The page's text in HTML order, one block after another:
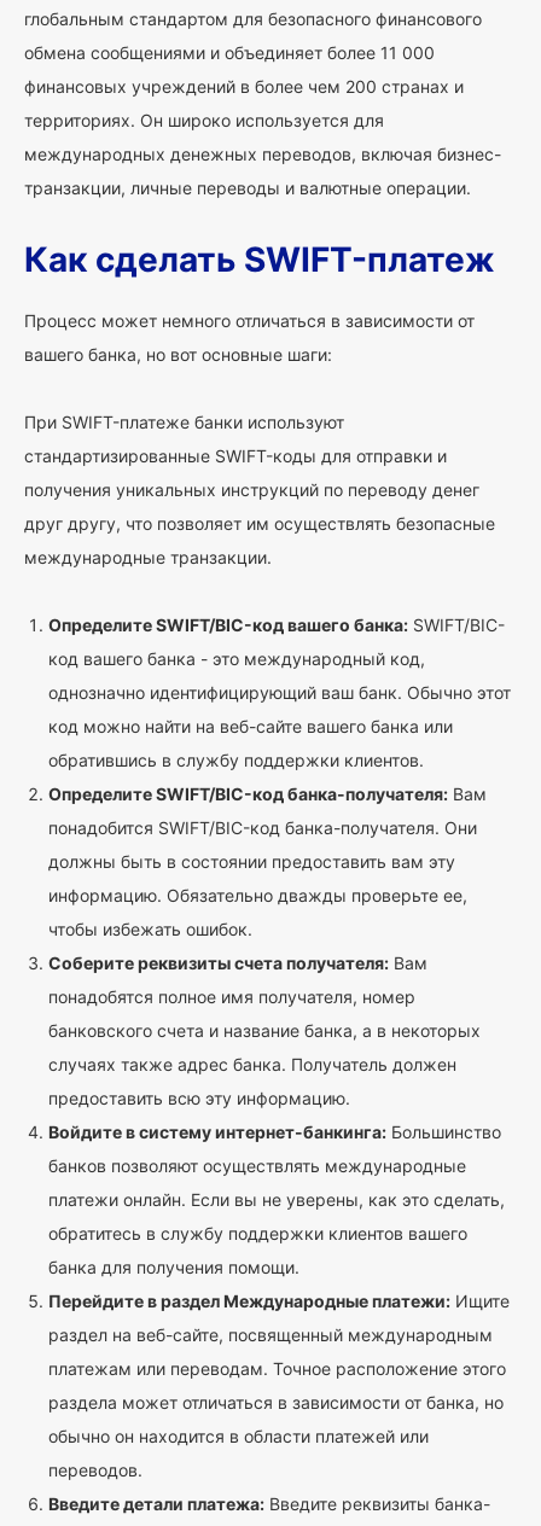
глобальным стандартом для безопасного финансового
обмена сообщениями и объединяет более 11 000
финансовых учреждений в более чем 200 странах и
территориях. Он широко используется для
международных денежных переводов, включая бизнес-
транзакции, личные переводы и валютные операции.
Как сделать SWIFT-платеж
Процесс может немного отличаться в зависимости от
вашего банка, но вот основные шаги:
При SWIFT-платеже банки используют
стандартизированные SWIFT-коды для отправки и
получения уникальных инструкций по переводу денег
друг другу, что позволяет им осуществлять безопасные
международные транзакции.
Определите SWIFT/BIC-код вашего банка: SWIFT/BIC-
код вашего банка - это международный код,
однозначно идентифицирующий ваш банк. Обычно этот
код можно найти на веб-сайте вашего банка или
обратившись в службу поддержки клиентов.
Определите SWIFT/BIC-код банка-получателя: Вам
понадобится SWIFT/BIC-код банка-получателя. Они
должны быть в состоянии предоставить вам эту
информацию. Обязательно дважды проверьте ее,
чтобы избежать ошибок.
Соберите реквизиты счета получателя: Вам
понадобятся полное имя получателя, номер
банковского счета и название банка, а в некоторых
случаях также адрес банка. Получатель должен
предоставить всю эту информацию.
Войдите в систему интернет-банкинга: Большинство
банков позволяют осуществлять международные
платежи онлайн. Если вы не уверены, как это сделать,
обратитесь в службу поддержки клиентов вашего
банка для получения помощи.
Перейдите в раздел Международные платежи: Ищите
раздел на веб-сайте, посвященный международным
платежам или переводам. Точное расположение этого
раздела может отличаться в зависимости от банка, но
обычно он находится в области платежей или
переводов.
Введите детали платежа: Введите реквизиты банка-